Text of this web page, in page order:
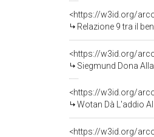
<https://w3id.org/
Relazione 9 tra il
<https://w3id.org/
Siegmund Dona
<https://w3id.org/
Wotan Dà L'addio